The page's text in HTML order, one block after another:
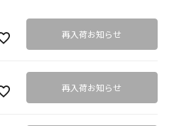
再入荷お知らせ
再入荷お知らせ